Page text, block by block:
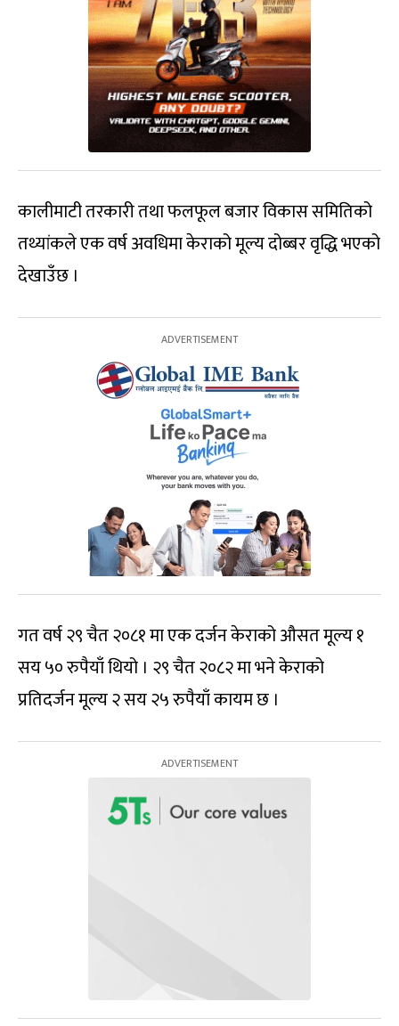
कालीमाटी तरकारी तथा फलफूल बजार विकास समितिको
तथ्यांकले एक वर्ष अवधिमा केराको मूल्य दोब्बर वृद्धि भएको
देखाउँछ ।
गत वर्ष २९ चैत २०८१ मा एक दर्जन केराको औसत मूल्य १
सय ५० रुपैयाँ थियो । २९ चैत २०८२ मा भने केराको
प्रतिदर्जन मूल्य २ सय २५ रुपैयाँ कायम छ ।